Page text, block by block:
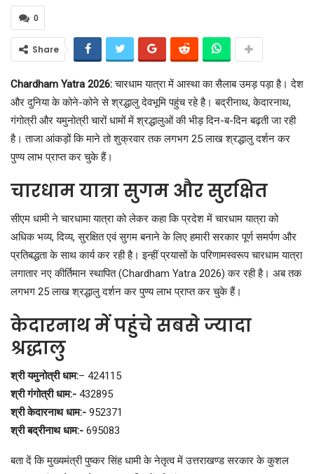
0
Share
Chardham Yatra 2026:चारधाम यात्रा में आस्था का सैलाब उमड़ पड़ा है। देश
और दुनिया के कोने-कोने से श्रद्धालु देवभूमि पहुंच रहे है। बद्रीनाथ, केदारनाथ,
गंगोत्री और यमुनोत्री चारों धामों में श्रद्धालुओं की भीड़ दिन-ब-दिन बढ़ती जा रही
है। ताजा आंकड़ों कि माने तो शुक्रवार तक लगभग 25 लाख श्रद्धालु दर्शन कर
पुण्य लाभ प्राप्त कर चुके हैं।
चारधाम यात्रा सुगम और सुरक्षित
सीएम धामी ने चारधामा यात्रा को लेकर कहा कि प्रदेश में चारधाम यात्रा को
अधिक भव्य, दिव्य, सुरक्षित एवं सुगम बनाने के लिए हमारी सरकार पूर्ण समर्पण और
प्रतिबद्धता के साथ कार्य कर रही है। इन्हीं प्रयासों के परिणामस्वरूप चारधाम यात्रा
लगातार नए कीर्तिमान स्थापित (Chardham Yatra 2026) कर रही है। अब तक
लगभग 25 लाख श्रद्धालु दर्शन कर पुण्य लाभ प्राप्त कर चुके हैं।
केदारनाथ में पहुंचे सबसे ज्यादा
श्रद्धालु
श्री यमुनोत्री धाम:– 424115
श्री गंगोत्री धाम:- 432895
श्री केदारनाथ धाम:- 952371
श्री बद्रीनाथ धाम:- 695083
बता दें कि मुख्यमंत्री पुष्कर सिंह धामी के नेतृत्व में उत्तराखण्ड सरकार के कुशल